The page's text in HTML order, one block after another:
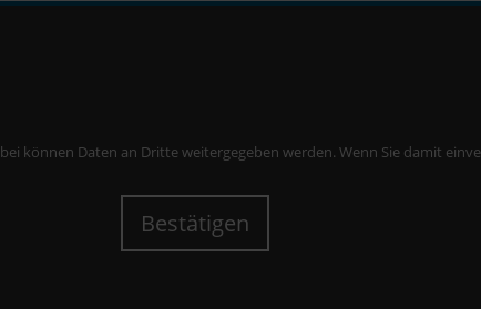
können Daten an Dritte weitergegeben werden. Wenn Sie damit
Bestätigen